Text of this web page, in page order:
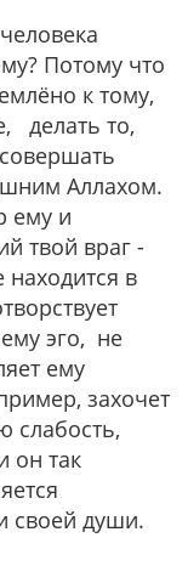
Потому что
к тому,
делать то,
Аллахом.
ему и
твой враг -
находится в
эго, не
ему
захочет
слабость,
он так
своей души.